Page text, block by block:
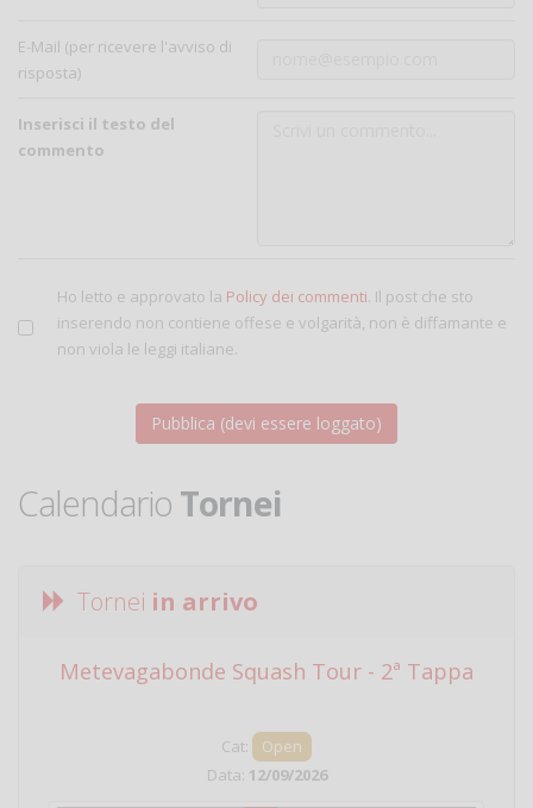
E-Mail (per ricevere l'avviso di
risposta)
Inserisci il testo del
commento
Ho letto e approvato la Policy dei commenti. Il post che sto
inserendo non contiene offese e volgarità, non è diffamante e
non viola le leggi italiane.
Calendario Tornei
Tornei in arrivo
Metevagabonde Squash Tour - 2ª Tappa
Cat:
Open
Data: 12/09/2026